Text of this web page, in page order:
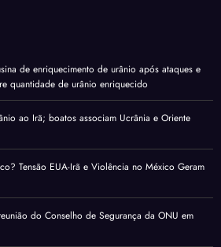
de enriquecimento de urânio após ataques e
quantidade de urânio enriquecido
ao Irã; boatos associam Ucrânia e Oriente
Tensão EUA-Irã e Violência no México Geram
do Conselho de Segurança da ONU em